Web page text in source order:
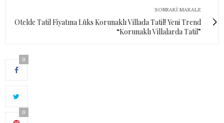
SONRAKI MAKALE
Otelde Tatil Fiyatına Lüks Korunaklı Villada Tatil! Yeni Trend
“Korunaklı Villalarda Tatil”
0
0